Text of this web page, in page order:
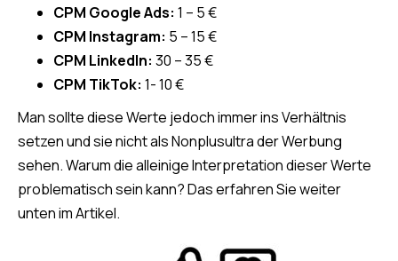
CPM Google Ads: 1 – 5 €
CPM Instagram: 5 – 15 €
CPM LinkedIn: 30 – 35 €
CPM TikTok: 1- 10 €
Man sollte diese Werte jedoch immer ins Verhältnis
setzen und sie nicht als Nonplusultra der Werbung
sehen. Warum die alleinige Interpretation dieser Werte
problematisch sein kann? Das erfahren Sie weiter
unten im Artikel.